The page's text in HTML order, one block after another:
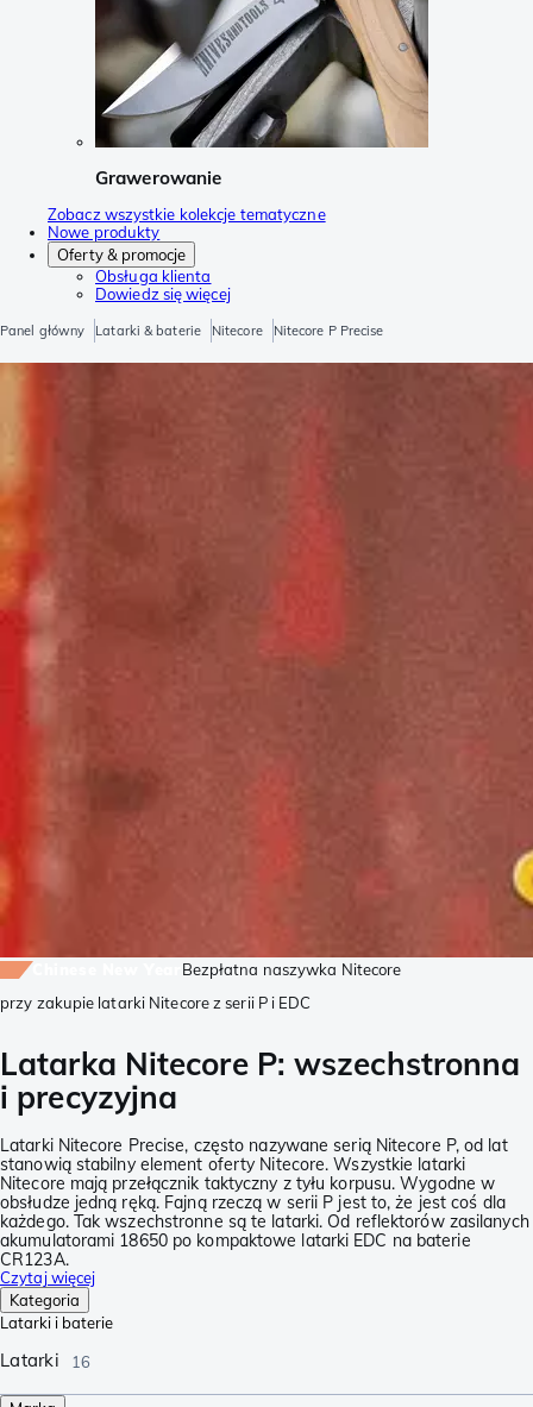
Grawerowanie
Zobacz wszystkie kolekcje tematyczne
Nowe produkty
Oferty & promocje
Obsługa klienta
Dowiedz się więcej
Panel główny Latarki & baterie Nitecore Nitecore P Precise
Bezpłatna naszywka Nitecore
przy zakupie latarki Nitecore z serii P i EDC
Latarka Nitecore P: wszechstronna
i precyzyjna
Latarki Nitecore Precise, często nazywane serią Nitecore P, od lat
stanowią stabilny element oferty Nitecore. Wszystkie latarki
Nitecore mają przełącznik taktyczny z tyłu korpusu. Wygodne w
obsłudze jedną ręką. Fajną rzeczą w serii P jest to, że jest coś dla
każdego. Tak wszechstronne są te latarki. Od reflektorów zasilanych
akumulatorami 18650 po kompaktowe latarki EDC na baterie
CR123A.
Czytaj więcej
Kategoria
Latarki i baterie
Latarki 16